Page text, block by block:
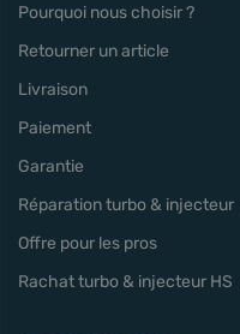
Pourquoi nous choisir ?
Retourner un article
Livraison
Paiement
Garantie
Réparation turbo & injecteur
Offre pour les pros
Rachat turbo & injecteur HS